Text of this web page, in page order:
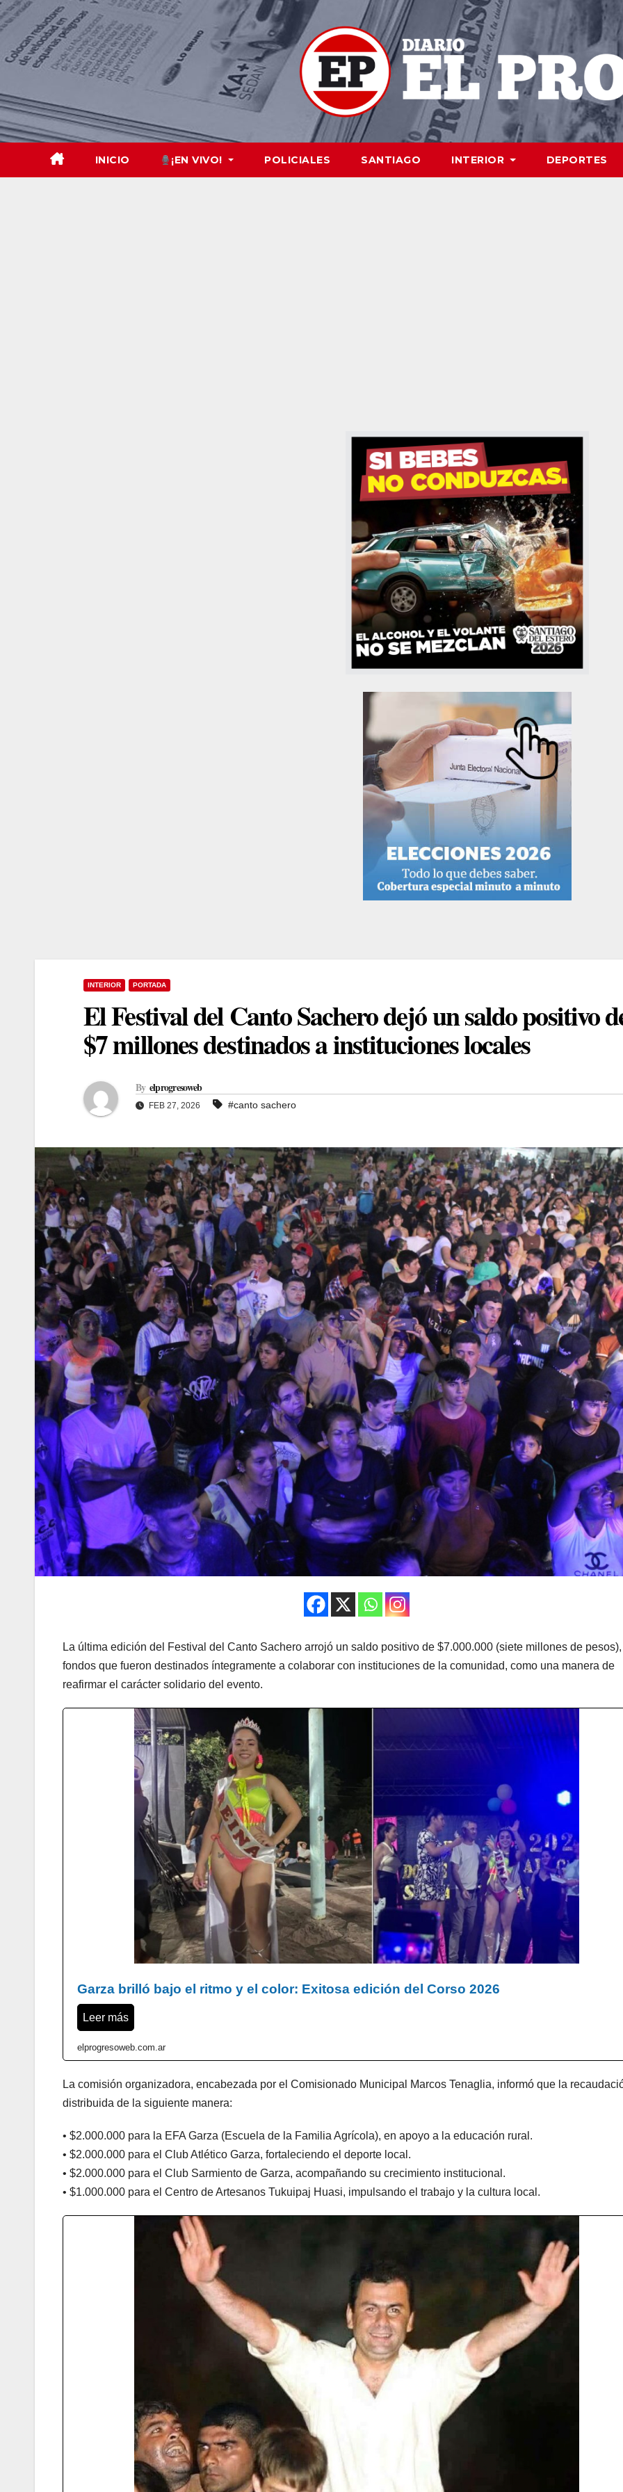
Skip
to
content
INICIO ¡EN VIVO! POLICIALES SANTIAGO INTERIOR DEPORTES
INTERIOR PORTADA
El Festival del Canto Sachero dejó un saldo positivo
$7 millones destinados a instituciones locales
By elprogresoweb
FEB 27, 2026 #canto sachero
La última edición del Festival del Canto Sachero arrojó un saldo positivo de $7.000.000 (siete millones de pesos),
fondos que fueron destinados íntegramente a colaborar con instituciones de la comunidad, como una manera de
reafirmar el carácter solidario del evento.
Garza brilló bajo el ritmo y el color: Exitosa edición del Corso 2026
Leer más
elprogresoweb.com.ar
La comisión organizadora, encabezada por el Comisionado Municipal Marcos Tenaglia, informó que la
distribuida de la siguiente manera:
• $2.000.000 para la EFA Garza (Escuela de la Familia Agrícola), en apoyo a la educación rural.
• $2.000.000 para el Club Atlético Garza, fortaleciendo el deporte local.
• $2.000.000 para el Club Sarmiento de Garza, acompañando su crecimiento institucional.
• $1.000.000 para el Centro de Artesanos Tukuipaj Huasi, impulsando el trabajo y la cultura local.